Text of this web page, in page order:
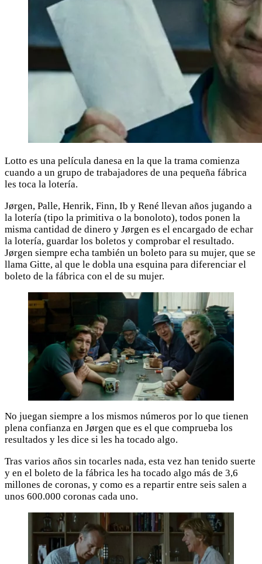
Lotto es una película danesa en la que la trama comienza
cuando a un grupo de trabajadores de una pequeña fábrica
les toca la lotería.
Jørgen, Palle, Henrik, Finn, Ib y René llevan años jugando a
la lotería (tipo la primitiva o la bonoloto), todos ponen la
misma cantidad de dinero y Jørgen es el encargado de echar
la lotería, guardar los boletos y comprobar el resultado.
Jørgen siempre echa también un boleto para su mujer, que se
llama Gitte, al que le dobla una esquina para diferenciar el
boleto de la fábrica con el de su mujer.
No juegan siempre a los mismos números por lo que tienen
plena confianza en Jørgen que es el que comprueba los
resultados y les dice si les ha tocado algo.
Tras varios años sin tocarles nada, esta vez han tenido suerte
y en el boleto de la fábrica les ha tocado algo más de 3,6
millones de coronas, y como es a repartir entre seis salen a
unos 600.000 coronas cada uno.